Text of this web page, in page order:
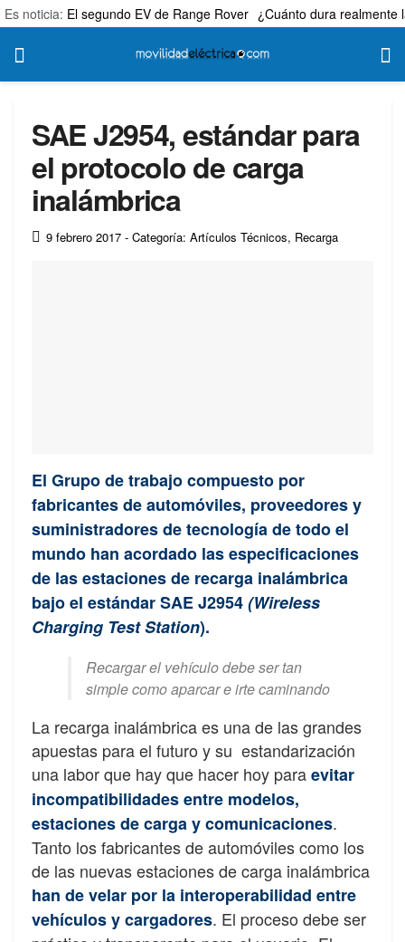
Es noticia: El segundo EV de Range Rover ¿Cuánto dura realmente
SAE J2954, estándar para
el protocolo de carga
inalámbrica
9 febrero 2017 - Categoría: Artículos Técnicos, Recarga
El Grupo de trabajo compuesto por
fabricantes de automóviles, proveedores y
suministradores de tecnología de todo el
mundo han acordado las especificaciones
de las estaciones de recarga inalámbrica
bajo el estándar SAE J2954(Wireless
Charging Test Station).
Recargar el vehículo debe ser tan
simple como aparcar e irte caminando
La recarga inalámbrica es una de las grandes
apuestas para el futuro y su estandarización
una labor que hay que hacer hoy paraevitar
incompatibilidades entre modelos,
estaciones de carga y comunicaciones.
Tanto los fabricantes de automóviles como los
de las nuevas estaciones de carga inalámbrica
han de velar por la interoperabilidad entre
vehículos y cargadores. El proceso debe ser